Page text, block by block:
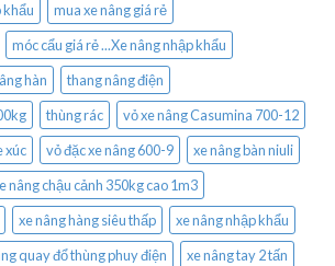
khẩu
mua xe nâng giá rẻ
móc cẩu giá rẻ ...Xe nâng nhập khẩu
hàn
thang nâng điện
thùng rác
vỏ xe nâng Casumina 700-12
xúc vỏ đặc xe nâng 600-9
xe nâng bàn niuli
nâng chậu cảnh 350kg cao 1m3
xe nâng hàng siêu thấp
xe nâng nhập khẩu
quay đổ thùng phuy điện
xe nâng tay 2 tấn